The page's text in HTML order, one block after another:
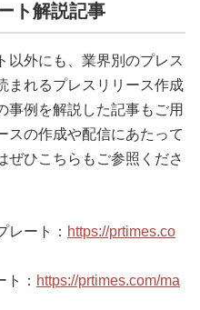
ト解説記事
以外にも、業界別のプレス
まれるプレスリリース作成
事例を解説した記事もご用
スの作成や配信にあたって
ぜひこちらもご参照くださ
レート： https://prtimes.co
： https://prtimes.com/ma